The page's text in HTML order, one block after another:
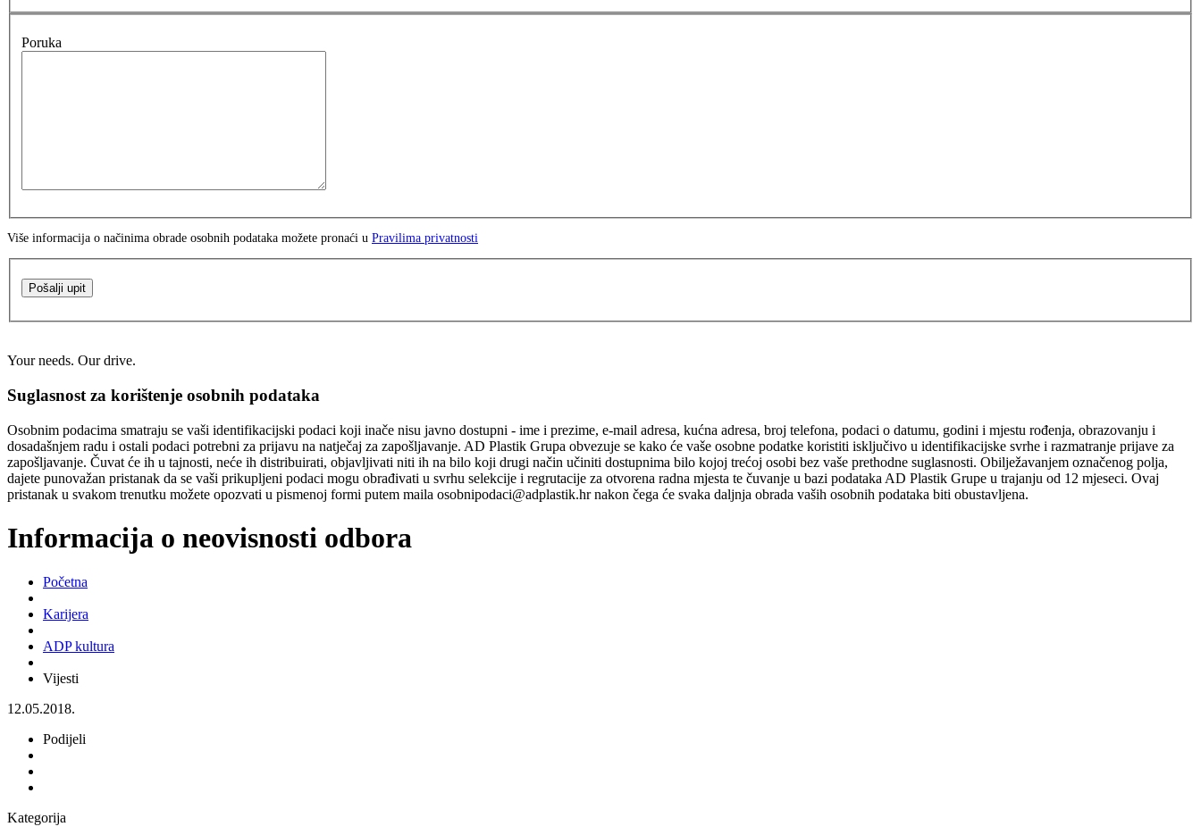
Poruka
Više informacija o načinima obrade osobnih podataka možete pronaći u Pravilima privatnosti
Pošalji upit
Your needs. Our drive.
Suglasnost za korištenje osobnih podataka
Osobnim podacima smatraju se vaši identifikacijski podaci koji inače nisu javno dostupni - ime i prezime, e-mail adresa, kućna adresa, broj telefona, podaci o datumu, godini i mjestu rođenja, obrazovanju i
dosadašnjem radu i ostali podaci potrebni za prijavu na natječaj za zapošljavanje. AD Plastik Grupa obvezuje se kako će vaše osobne podatke koristiti isključivo u identifikacijske svrhe i razmatranje prijave za
zapošljavanje. Čuvat će ih u tajnosti, neće ih distribuirati, objavljivati niti ih na bilo koji drugi način učiniti dostupnima bilo kojoj trećoj osobi bez vaše prethodne suglasnosti. Obilježavanjem označenog polja,
dajete punovažan pristanak da se vaši prikupljeni podaci mogu obrađivati u svrhu selekcije i regrutacije za otvorena radna mjesta te čuvanje u bazi podataka AD Plastik Grupe u trajanju od 12 mjeseci. Ovaj
pristanak u svakom trenutku možete opozvati u pismenoj formi putem maila osobnipodaci@adplastik.hr nakon čega će svaka daljnja obrada vaših osobnih podataka biti obustavljena.
Informacija o neovisnosti odbora
Početna
Karijera
ADP kultura
Vijesti
12.05.2018.
Podijeli
Kategorija